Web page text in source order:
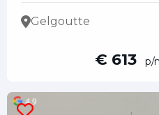
Gelgoutte
€ 613 p/